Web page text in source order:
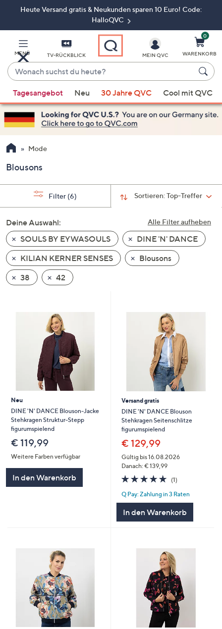
ZumHeute Versand gratis & Neukunden sparen 10 Euro! Code:
HalloQVC
MENÜ TV-RÜCKBLICK
Wonach
suchst
du
heute?
Vorschläge
verfügbar
sind,
verwenden
Sie
Pfeiltasten
nach
und
nach
unten
oder
wischen
Sie
auf
anzuzeigen.
MEIN QVC
0
WARENKORB
Tagesangebot Neu 30 Jahre QVC Cool mit QVC
Mode
Blousons
Sortieren:Top-Treffer
Filter (6)
Alle Filter aufheben
Deine Auswahl:
SOULS BY EYWASOULS
DINE 'N' DANCE
KILIAN KERNER SENSES
Blousons
38
42
Neu
DINE 'N' DANCE Blouson-Jacke
Stehkragen Struktur-Stepp
figurumspielend
€ 119,99
Weitere Farben verfügbar
In den Warenkorb
Versand gratis
DINE 'N' DANCE Blouson
Stehkragen Seitenschlitze
figurumspielend
€ 129,99
Gültig bis 16.08.2026
Danach: € 139,99
5.0
von
5
(1)1
Q Pay: Zahlung in 3 Raten
In den Warenkorb